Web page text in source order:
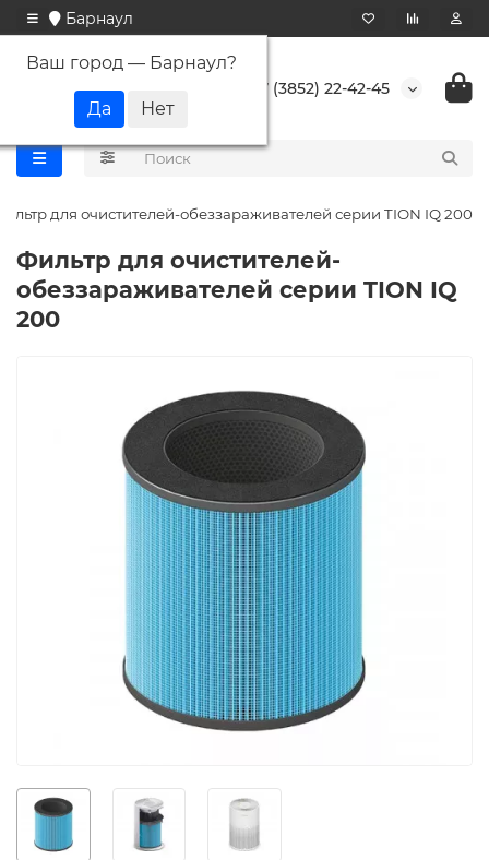
Барнаул
Ваш город — Барнаул?
+7 (3852) 22-42-45
для очистителей-обеззараживателей серии TION IQ 200
Фильтр для очистителей-
обеззараживателей серии TION IQ
200